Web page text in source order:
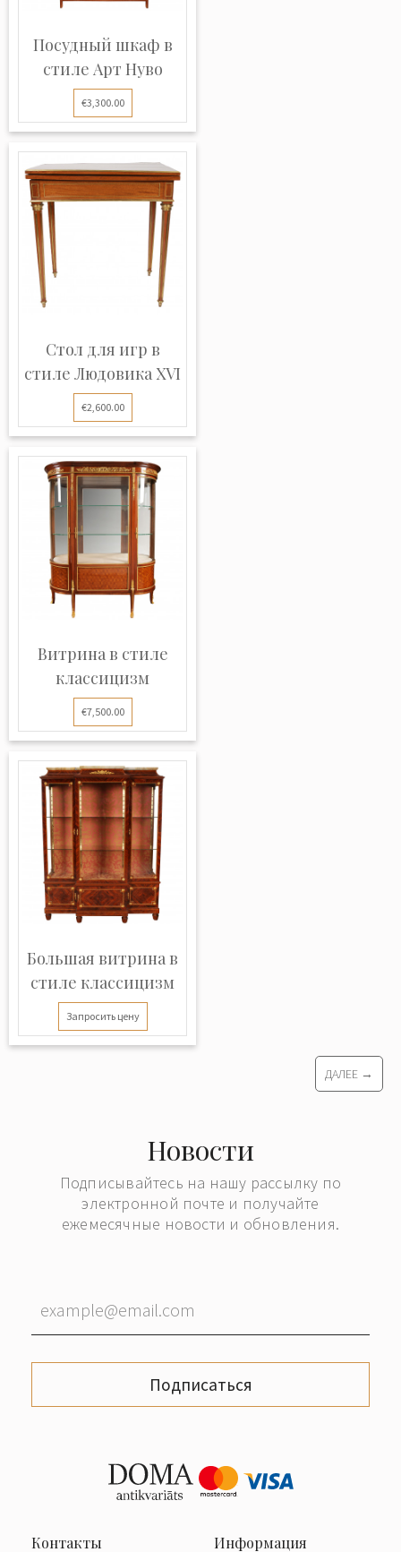
Посудный шкаф в
стиле Арт Нуво
€3,300.00
Стол для игр в
стиле Людовика XVI
€2,600.00
Витрина в стиле
классицизм
€7,500.00
Большая витрина в
стиле классицизм
Запросить цену
ДАЛЕЕ →
Новости
Подписывайтесь на нашу рассылку по
электронной почте и получайте
ежемесячные новости и обновления.
Подписаться